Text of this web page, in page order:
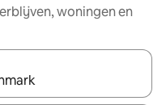
woningen en
zijn, maak je een